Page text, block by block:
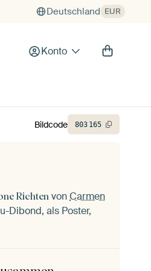
Deutschland EUR
Konto
Richten vonCarmen
Dibond, als Poster,
Bildcode 803 165